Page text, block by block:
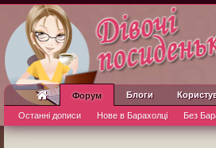
Форум
Останні дописи Нове в Барахолці Без
Блоги